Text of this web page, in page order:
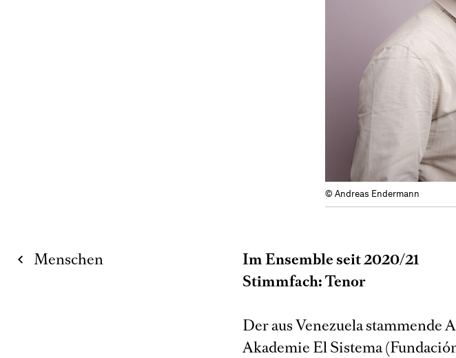
© Andreas Endermann
Menschen
Im Ensemble seit 2020/21
Stimmfach: Tenor
Der aus Venezuela stammende
Akademie El Sistema